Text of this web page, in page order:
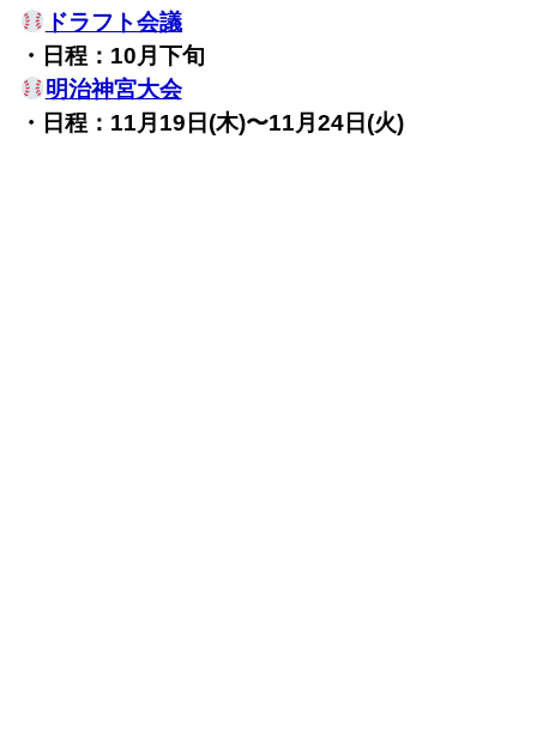
ドラフト会議
・日程：10月下旬
明治神宮大会
・日程：11月19日(木)〜11月24日(火)